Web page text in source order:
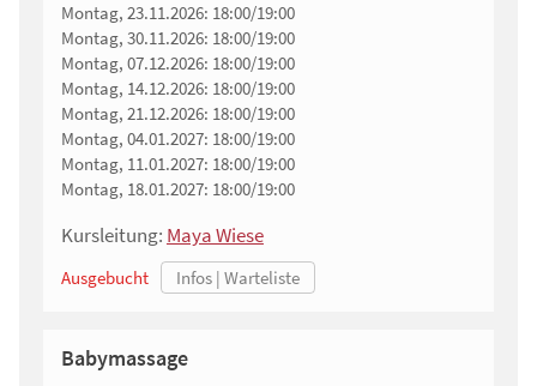
Montag, 23.11.2026: 18:00/19:00
Montag, 30.11.2026: 18:00/19:00
Montag, 07.12.2026: 18:00/19:00
Montag, 14.12.2026: 18:00/19:00
Montag, 21.12.2026: 18:00/19:00
Montag, 04.01.2027: 18:00/19:00
Montag, 11.01.2027: 18:00/19:00
Montag, 18.01.2027: 18:00/19:00
Kursleitung: Maya Wiese
Ausgebucht
Babymassage